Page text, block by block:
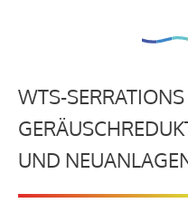
WTS-
UND